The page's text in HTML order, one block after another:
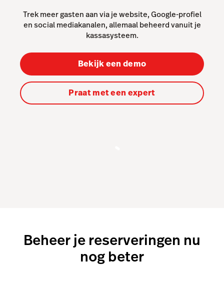
Inventory
Pulse app
Reservations
Prijzen
Trek meer gasten aan via je website, Google-profiel
en social mediakanalen, allemaal beheerd vanuit je
kassasysteem.
Bekijk een demo
Praat met een expert
Beheer je reserveringen nu
nog beter